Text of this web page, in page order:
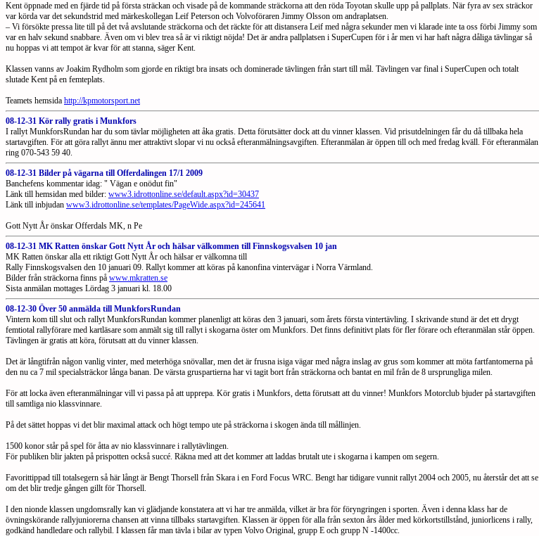
Kent öppnade med en fjärde tid på första sträckan och visade på de kommande sträckorna att den röda Toyotan skulle upp på pallplats. När fyra av sex sträckor
var körda var det sekundstrid med märkeskollegan Leif Peterson och Volvoföraren Jimmy Olsson om andraplatsen.
– Vi försökte pressa lite till på det två avslutande sträckorna och det räckte för att distansera Leif med några sekunder men vi klarade inte ta oss förbi Jimmy som
var en halv sekund snabbare. Även om vi blev trea så är vi riktigt nöjda! Det är andra pallplatsen i SuperCupen för i år men vi har haft några dåliga tävlingar så
nu hoppas vi att tempot är kvar för att stanna, säger Kent.
Klassen vanns av Joakim Rydholm som gjorde en riktigt bra insats och dominerade tävlingen från start till mål. Tävlingen var final i SuperCupen och totalt
slutade Kent på en femteplats.
Teamets hemsida http://kpmotorsport.net
08-12-31 Kör rally gratis i Munkfors
I rallyt MunkforsRundan har du som tävlar möjligheten att åka gratis. Detta förutsätter dock att du vinner klassen. Vid prisutdelningen får du då tillbaka hela
startavgiften. För att göra rallyt ännu mer attraktivt slopar vi nu också efteranmälningsavgiften. Efteranmälan är öppen till och med fredag kväll. För efteranmälan
ring 070-543 59 40.
08-12-31 Bilder på vägarna till Offerdalingen 17/1 2009
Banchefens kommentar idag: " Vägan e onödut fin"
Länk till hemsidan med bilder: www3.idrottonline.se/default.aspx?id=30437
Länk till inbjudan www3.idrottonline.se/templates/PageWide.aspx?id=245641
Gott Nytt År önskar Offerdals MK, n Pe
08-12-31 MK Ratten önskar Gott Nytt År och hälsar välkommen till Finnskogsvalsen 10 jan
MK Ratten önskar alla ett riktigt Gott Nytt År och hälsar er välkomna till
Rally Finnskogsvalsen den 10 januari 09. Rallyt kommer att köras på kanonfina vintervägar i Norra Värmland.
Bilder från sträckorna finns på www.mkratten.se
Sista anmälan mottages Lördag 3 januari kl. 18.00
08-12-30 Över 50 anmälda till MunkforsRundan
Vintern kom till slut och rallyt MunkforsRundan kommer planenligt att köras den 3 januari, som årets första vintertävling. I skrivande stund är det ett drygt
femtiotal rallyförare med kartläsare som anmält sig till rallyt i skogarna öster om Munkfors. Det finns definitivt plats för fler förare och efteranmälan står öppen.
Tävlingen är gratis att köra, förutsatt att du vinner klassen.
Det är långtifrån någon vanlig vinter, med meterhöga snövallar, men det är frusna isiga vägar med några inslag av grus som kommer att möta fartfantomerna på
den nu ca 7 mil specialsträckor långa banan. De värsta gruspartierna har vi tagit bort från sträckorna och bantat en mil från de 8 ursprungliga milen.
För att locka även efteranmälningar vill vi passa på att upprepa. Kör gratis i Munkfors, detta förutsatt att du vinner! Munkfors Motorclub bjuder på startavgiften
till samtliga nio klassvinnare.
På det sättet hoppas vi det blir maximal attack och högt tempo ute på sträckorna i skogen ända till mållinjen.
1500 konor står på spel för åtta av nio klassvinnare i rallytävlingen.
För publiken blir jakten på prispotten också succé. Räkna med att det kommer att laddas brutalt ute i skogarna i kampen om segern.
Favorittippad till totalsegern så här långt är Bengt Thorsell från Skara i en Ford Focus WRC. Bengt har tidigare vunnit rallyt 2004 och 2005, nu återstår det att se
om det blir tredje gången gillt för Thorsell.
I den nionde klassen ungdomsrally kan vi glädjande konstatera att vi har tre anmälda, vilket är bra för föryngringen i sporten. Även i denna klass har de
övningskörande rallyjuniorerna chansen att vinna tillbaks startavgiften. Klassen är öppen för alla från sexton års ålder med körkortstillstånd, juniorlicens i rally,
godkänd handledare och rallybil. I klassen får man tävla i bilar av typen Volvo Original, grupp E och grupp N -1400cc.